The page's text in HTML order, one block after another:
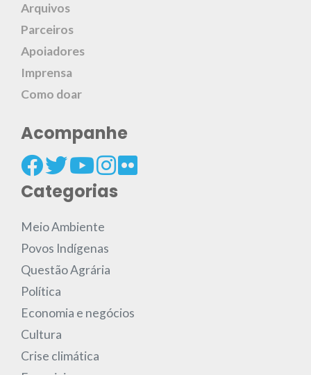
Arquivos
Parceiros
Apoiadores
Imprensa
Como doar
Acompanhe
Categorias
Meio Ambiente
Povos Indígenas
Questão Agrária
Política
Economia e negócios
Cultura
Crise climática